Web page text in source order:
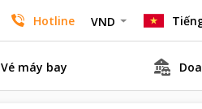
Hotline VND
Vé máy bay